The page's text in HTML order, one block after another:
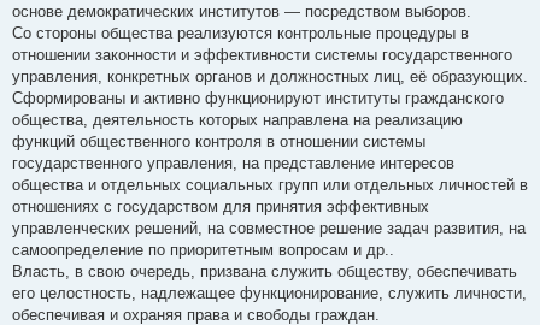
основе демократических институтов — посредством выборов.
Со стороны общества реализуются контрольные процедуры в
отношении законности и эффективности системы государственного
управления, конкретных органов и должностных лиц, её образующих.
Сформированы и активно функционируют институты гражданского
общества, деятельность которых направлена на реализацию
функций общественного контроля в отношении системы
государственного управления, на представление интересов
общества и отдельных социальных групп или отдельных личностей в
отношениях с государством для принятия эффективных
управленческих решений, на совместное решение задач развития, на
самоопределение по приоритетным вопросам и др..
Власть, в свою очередь, призвана служить обществу, обеспечивать
его целостность, надлежащее функционирование, служить личности,
обеспечивая и охраняя права и свободы граждан.